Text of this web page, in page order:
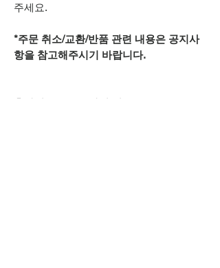
주세요.
*주문 취소/교환/반품 관련 내용은 공지사
항을 참고해주시기 바랍니다.
추가적으로 궁금하신 점은